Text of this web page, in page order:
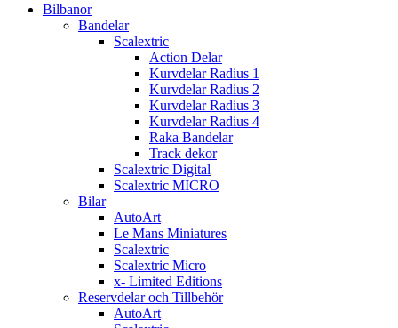
Bilbanor
Bandelar
Scalextric
Action Delar
Kurvdelar Radius 1
Kurvdelar Radius 2
Kurvdelar Radius 3
Kurvdelar Radius 4
Raka Bandelar
Track dekor
Scalextric Digital
Scalextric MICRO
Bilar
AutoArt
Le Mans Miniatures
Scalextric
Scalextric Micro
x- Limited Editions
Reservdelar och Tillbehör
AutoArt